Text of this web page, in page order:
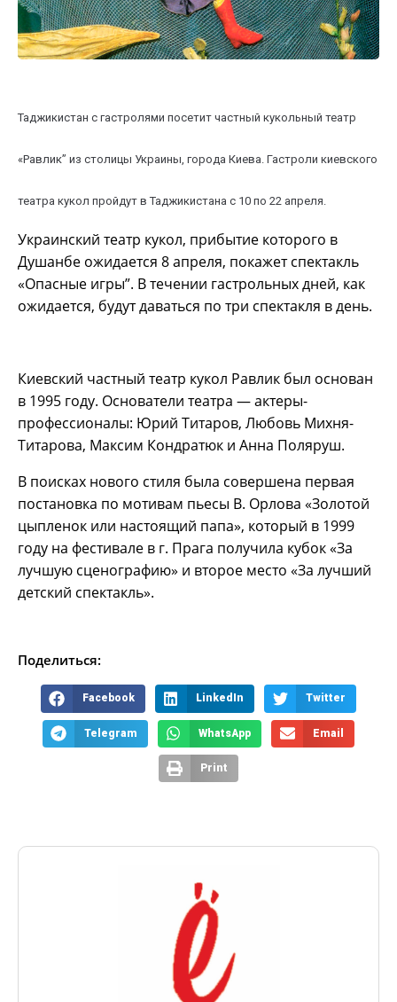
Таджикистан с гастролями посетит частный кукольный театр
«Равлик” из столицы Украины, города Киева. Гастроли киевского
театра кукол пройдут в Таджикистана с 10 по 22 апреля.
Украинский театр кукол, прибытие которого в
Душанбе ожидается 8 апреля, покажет спектакль
«Опасные игры”. В течении гастрольных дней, как
ожидается, будут даваться по три спектакля в день.
Киевский частный театр кукол Равлик был основан
в 1995 году. Основатели театра — актеры-
профессионалы: Юрий Титаров, Любовь Михня-
Титарова, Максим Кондратюк и Анна Поляруш.
В поисках нового стиля была совершена первая
постановка по мотивам пьесы В. Орлова «Золотой
цыпленок или настоящий папа», который в 1999
году на фестивале в г. Прага получила кубок «За
лучшую сценографию» и второе место «За лучший
детский спектакль».
Поделиться:
Facebook LinkedIn Twitter
Telegram WhatsApp Email
Print